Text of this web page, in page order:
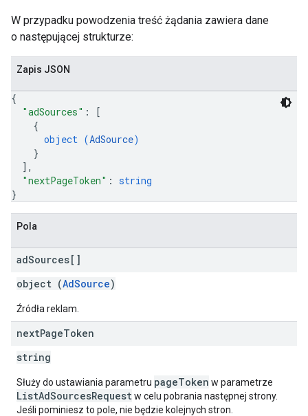
W przypadku powodzenia treść żądania zawiera dane
o następującej strukturze:
Zapis JSON
{
"adSources" :
[
{
object (AdSource)
}
] ,
"nextPageToken" : string
}
Pola
adSources[]
object (AdSource)
Źródła reklam.
nextPageToken
string
Służy do ustawiania parametru pageToken w parametrze
ListAdSourcesRequestw celu pobrania następnej strony.
Jeśli pominiesz to pole, nie będzie kolejnych stron.